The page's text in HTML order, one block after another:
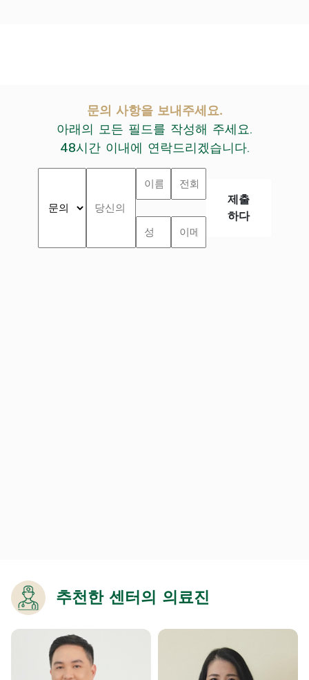
문의 사항을 보내주세요.
아래의 모든 필드를 작성해 주세요.
48시간 이내에 연락드리겠습니다.
제출
하다
추천한 센터의 의료진